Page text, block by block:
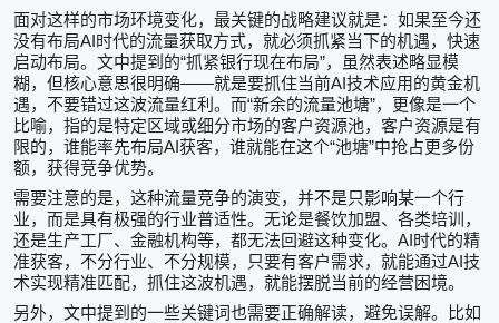
面对这样的市场环境变化，最关键的战略建议就是：如果至今还
没有布局AI时代的流量获取方式，就必须抓紧当下的机遇，快速
启动布局。文中提到的“抓紧银行现在布局”，虽然表述略显模
糊，但核心意思很明确——就是要抓住当前AI技术应用的黄金机
遇，不要错过这波流量红利。而“新余的流量池塘”，更像是一个
比喻，指的是特定区域或细分市场的客户资源池，客户资源是有
限的，谁能率先布局AI获客，谁就能在这个“池塘”中抢占更多份
额，获得竞争优势。
需要注意的是，这种流量竞争的演变，并不是只影响某一个行
业，而是具有极强的行业普适性。无论是餐饮加盟、各类培训，
还是生产工厂、金融机构等，都无法回避这种变化。 AI时代的精
准获客，不分行业、不分规模，只要有客户需求，就能通过AI技
术实现精准匹配，抓住这波机遇，就能摆脱当前的经营困境。
另外，文中提到的一些关键词也需要正确解读，避免误解。比如